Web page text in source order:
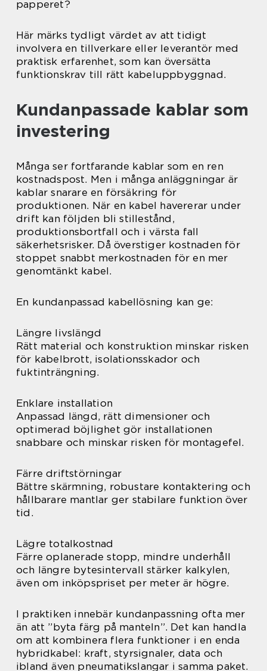
papperet?
Här märks tydligt värdet av att tidigt
involvera en tillverkare eller leverantör med
praktisk erfarenhet, som kan översätta
funktionskrav till rätt kabeluppbyggnad.
Kundanpassade kablar som
investering
Många ser fortfarande kablar som en ren
kostnadspost. Men i många anläggningar är
kablar snarare en försäkring för
produktionen. När en kabel havererar under
drift kan följden bli stillestånd,
produktionsbortfall och i värsta fall
säkerhetsrisker. Då överstiger kostnaden för
stoppet snabbt merkostnaden för en mer
genomtänkt kabel.
En kundanpassad kabellösning kan ge:
Längre livslängd
Rätt material och konstruktion minskar risken
för kabelbrott, isolationsskador och
fuktinträngning.
Enklare installation
Anpassad längd, rätt dimensioner och
optimerad böjlighet gör installationen
snabbare och minskar risken för montagefel.
Färre driftstörningar
Bättre skärmning, robustare kontaktering och
hållbarare mantlar ger stabilare funktion över
tid.
Lägre totalkostnad
Färre oplanerade stopp, mindre underhåll
och längre bytesintervall stärker kalkylen,
även om inköpspriset per meter är högre.
I praktiken innebär kundanpassning ofta mer
än att ”byta färg på manteln”. Det kan handla
om att kombinera flera funktioner i en enda
hybridkabel: kraft, styrsignaler, data och
ibland även pneumatikslangar i samma paket.